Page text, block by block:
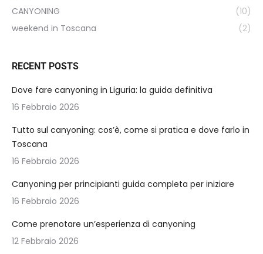
CANYONING
(10)
weekend in Toscana
(2)
RECENT POSTS
Dove fare canyoning in Liguria: la guida definitiva
16 Febbraio 2026
Tutto sul canyoning: cos’è, come si pratica e dove farlo in
Toscana
16 Febbraio 2026
Canyoning per principianti guida completa per iniziare
16 Febbraio 2026
Come prenotare un’esperienza di canyoning
12 Febbraio 2026